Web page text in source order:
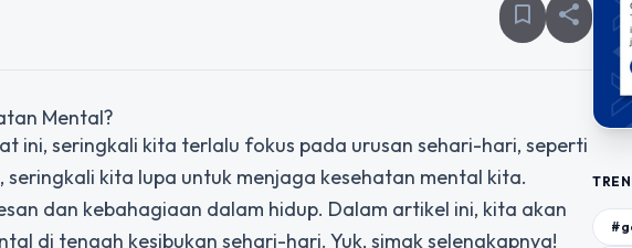
bookmark_border share
Mental?
ini, seringkali kita terlalu fokus pada urusan sehari-hari, seperti
kita lupa untuk menjaga kesehatan mental kita.
dan kebahagiaan dalam hidup. Dalam artikel ini, kita akan
di tengah kesibukan sehari-hari. Yuk, simak selengkapnya!